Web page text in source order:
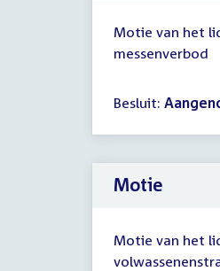
Motie van het
messenverbod
Besluit:
Motie
Motie van het